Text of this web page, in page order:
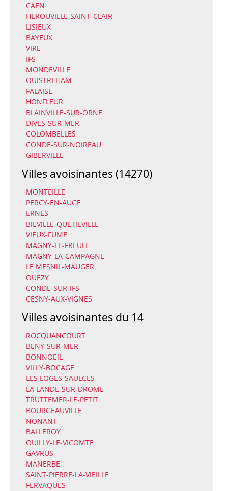
CAEN
HEROUVILLE-SAINT-CLAIR
LISIEUX
BAYEUX
VIRE
IFS
MONDEVILLE
OUISTREHAM
FALAISE
HONFLEUR
BLAINVILLE-SUR-ORNE
DIVES-SUR-MER
COLOMBELLES
CONDE-SUR-NOIREAU
GIBERVILLE
Villes avoisinantes (14270)
MONTEILLE
PERCY-EN-AUGE
ERNES
BIEVILLE-QUETIEVILLE
VIEUX-FUME
MAGNY-LE-FREULE
MAGNY-LA-CAMPAGNE
LE MESNIL-MAUGER
OUEZY
CONDE-SUR-IFS
CESNY-AUX-VIGNES
Villes avoisinantes du 14
ROCQUANCOURT
BENY-SUR-MER
BONNOEIL
VILLY-BOCAGE
LES LOGES-SAULCES
LA LANDE-SUR-DROME
TRUTTEMER-LE-PETIT
BOURGEAUVILLE
NONANT
BALLEROY
OUILLY-LE-VICOMTE
GAVRUS
MANERBE
SAINT-PIERRE-LA-VIEILLE
FERVAQUES